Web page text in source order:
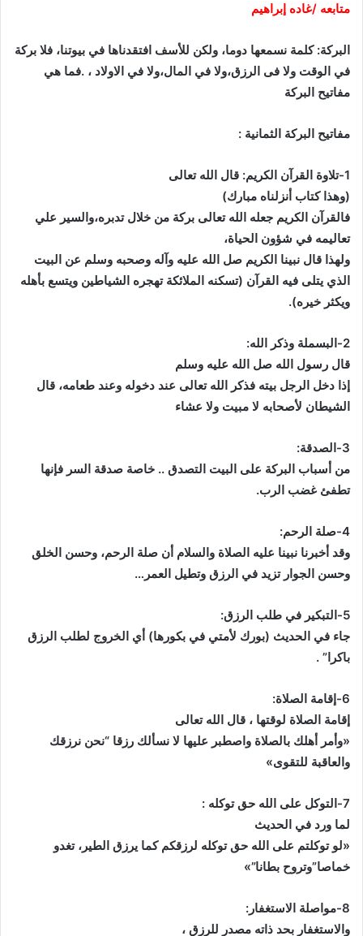
متابعه /غاده إبراهيم
البركة: كلمة نسمعها دوما، ولكن للأسف افتقدناها في بيوتنا، فلا بركة
في الوقت ولا فى الرزق،ولا في المال،ولا في الاولاد ، .فما هي
مفاتيح البركة
مفاتيح البركة الثمانية :
1-تلاوة القرآن الكريم: قال الله تعالى
(وهذا كتاب أنزلناه مبارك)
فالقرآن الكريم جعله الله تعالى بركة من خلال تدبره،والسير علي
تعاليمه في شؤون الحياة،
ولهذا قال نبينا الكريم صل الله عليه وآله وصحبه وسلم عن البيت
الذي يتلى فيه القرآن (تسكنه الملائكة تهجره الشياطين ويتسع بأهله
ويكثر خيره).
2-البسملة وذكر الله:
قال رسول الله صل الله عليه وسلم
إذا دخل الرجل بيته فذكر الله تعالى عند دخوله وعند طعامه، قال
الشيطان لأصحابه لا مبيت ولا عشاء
3-الصدقة:
من أسباب البركة على البيت التصدق .. خاصة صدقة السر فإنها
تطفئ غضب الرب.
4-صلة الرحم:
وقد أخبرنا نبينا عليه الصلاة والسلام أن صلة الرحم، وحسن الخلق
وحسن الجوار تزيد في الرزق وتطيل العمر…
5-التبكير في طلب الرزق:
جاء في الحديث (بورك لأمتي في بكورها) أي الخروج لطلب الرزق
باكرا” .
6-إقامة الصلاة:
إقامة الصلاة لوقتها ، قال الله تعالى
«وأمر أهلك بالصلاة واصطبر عليها لا نسألك رزقا “نحن نرزقك
والعاقبة للتقوى»
7-التوكل على الله حق توكله :
لما ورد في الحديث
«لو توكلتم على الله حق توكله لرزقكم كما يرزق الطير، تغدو
خماصا”وتروح بطانا”»
8-مواصلة الاستغفار:
والاستغفار بحد ذاته مصدر للرزق ،